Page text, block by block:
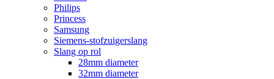
Philips
Princess
Samsung
Siemens-stofzuigerslang
Slang op rol
28mm diameter
32mm diameter